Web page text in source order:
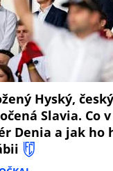
Hyský,
Slavia. Co
Denia a jak ho